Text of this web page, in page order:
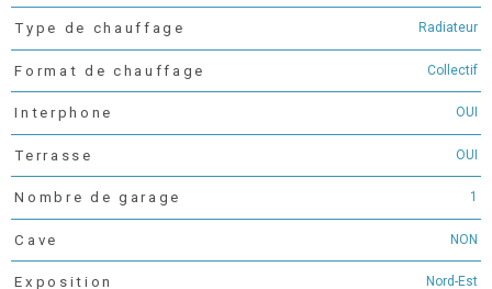
Type de chauffage Radiateur
Format de chauffage Collectif
Interphone OUI
Terrasse OUI
Nombre de garage 1
Cave NON
Exposition Nord-Est